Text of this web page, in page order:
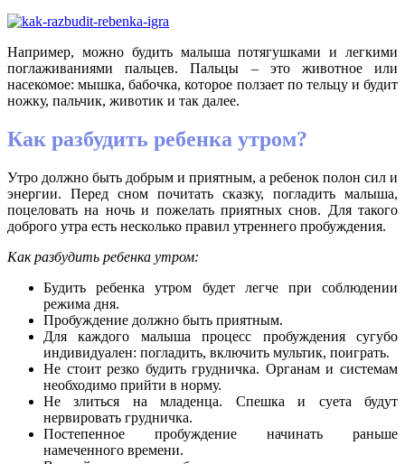
Например, можно будить малыша потягушками и легкими
поглаживаниями пальцев. Пальцы – это животное или
насекомое: мышка, бабочка, которое ползает по тельцу и будит
ножку, пальчик, животик и так далее.
Как разбудить ребенка утром?
Утро должно быть добрым и приятным, а ребенок полон сил и
энергии. Перед сном почитать сказку, погладить малыша,
поцеловать на ночь и пожелать приятных снов. Для такого
доброго утра есть несколько правил утреннего пробуждения.
Как разбудить ребенка утром:
Будить ребенка утром будет легче при соблюдении
режима дня.
Пробуждение должно быть приятным.
Для каждого малыша процесс пробуждения сугубо
индивидуален: погладить, включить мультик, поиграть.
Не стоит резко будить грудничка. Органам и системам
необходимо прийти в норму.
Не злиться на младенца. Спешка и суета будут
нервировать грудничка.
Постепенное пробуждение начинать раньше
намеченного времени.